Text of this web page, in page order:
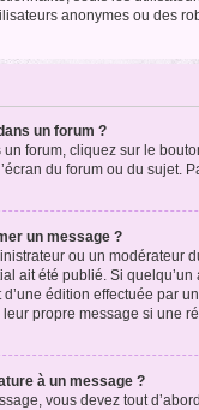
anonymes ou des
un forum ?
forum, cliquez sur le
du forum ou du sujet.
un message ?
ou un modérateur
ait été publié. Si
d’une édition effectuée
propre message si une
à un message ?
vous devez tout